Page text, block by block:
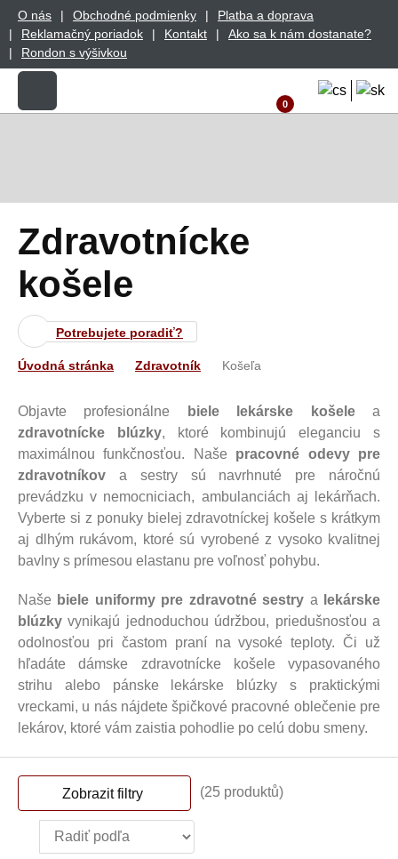
O nás Obchodné podmienky
Platba a doprava
Reklamačný poriadok
Kontakt
Ako sa k nám dostanate?
Rondon s výšivkou
0
Zdravotnícke
košele
Potrebujete poradiť?
Úvodná stránka Zdravotník Košeľa
Objavte profesionálne biele lekárske košelea
zdravotnícke blúzky, ktoré kombinujú eleganciu s
maximálnou funkčnosťou. Naše pracovné odevy pre
zdravotníkov a sestry sú navrhnuté pre náročnú
prevádzku v nemocniciach, ambulanciách aj lekárňach.
Vyberte si z ponuky bielej zdravotníckej košele s krátkym
aj dlhým rukávom, ktoré sú vyrobené z vysoko kvalitnej
bavlny s prímesou elastanu pre voľnosť pohybu.
Naše biele uniformy pre zdravotné sestry a
lekárske
blúzky vynikajú jednoduchou údržbou, priedušnosťou a
odolnosťou pri častom praní na vysoké teploty. Či už
hľadáte dámske zdravotnícke košele vypasovaného
strihu alebo pánske lekárske blúzky s praktickými
vreckami, u nás nájdete špičkové pracovné oblečenie pre
lekárov, ktoré vám zaistia pohodlie po celú dobu smeny.
Zobrazit filtry (25 produktů)